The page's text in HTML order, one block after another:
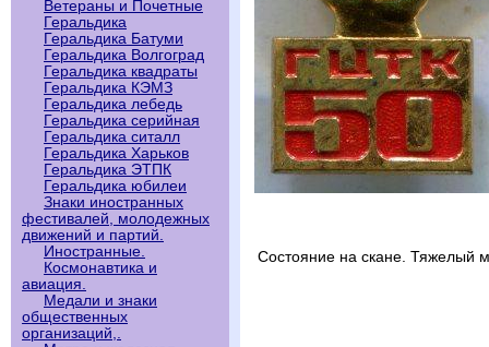
Ветераны и Почетные
Геральдика
Геральдика Батуми
Геральдика Волгоград
Геральдика квадраты
Геральдика КЭМЗ
Геральдика лебедь
Геральдика серийная
Геральдика ситалл
Геральдика Харьков
Геральдика ЭТПК
Геральдика юбилеи
Знаки иностранных
фестивалей, молодежных
движений и партий.
Иностранные.
Космонавтика и
авиация.
Медали и знаки
общественных
организаций,.
Состояние на скане. Тяжелый